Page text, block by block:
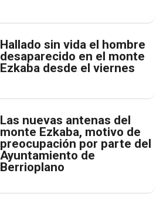
Hallado sin vida el hombre
desaparecido en el monte
Ezkaba desde el viernes
Las nuevas antenas del
monte Ezkaba, motivo de
preocupación por parte del
Ayuntamiento de
Berrioplano